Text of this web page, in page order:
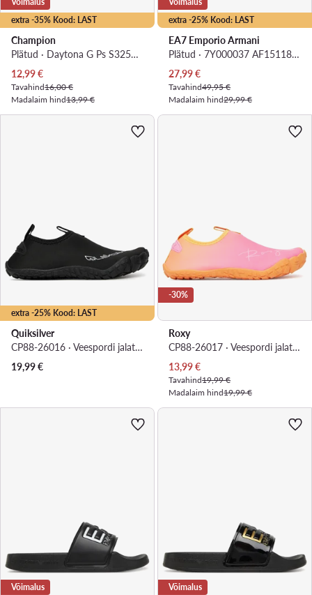
extra -35% Kood: LAST
Champion
Plätud · Daytona G Ps S32577-CHA-KK001 · Must
Praegune hind
12,99€
Tavahind16,00 €
Madalaim hind13,99 €
extra -25% Kood: LAST
EA7 Emporio Armani
Plätud · 7Y000037 AF15118 BA045 · Tumesinine
Praegune hind
27,99€
Tavahind49,95 €
Madalaim hind29,99 €
extra -25% Kood: LAST
Quiksilver
CP88-26016 · Veespordi jalatsid
19,99€
-30%
Roxy
CP88-26017 · Veespordi jalatsid
Praegune hind
13,99€
Tavahind19,99 €
Madalaim hind19,99 €
Võimalus Võimalus